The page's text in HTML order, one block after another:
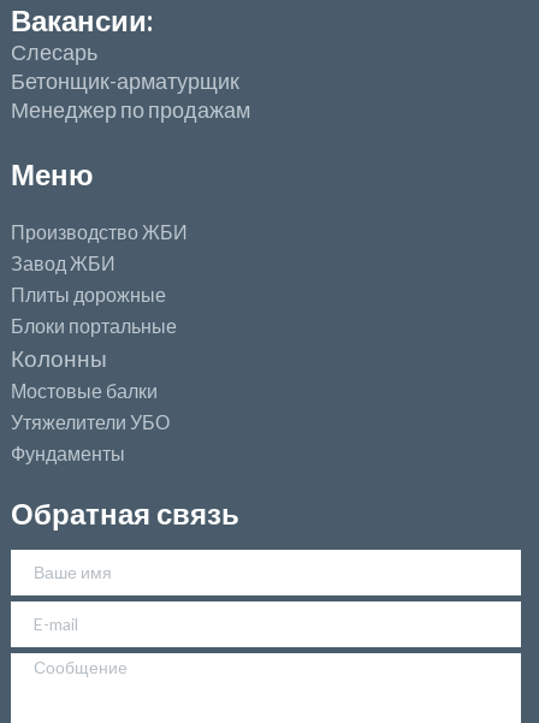
Вакансии:
Слесарь
Бетонщик-арматурщик
Менеджер по продажам
Меню
Производство ЖБИ
Завод ЖБИ
Плиты дорожные
Блоки портальные
Колонны
Мостовые балки
Утяжелители УБО
Фундаменты
Обратная связь